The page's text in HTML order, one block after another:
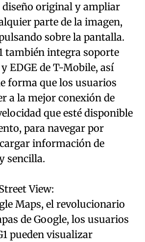
diseño original y ampliar
parte de la imagen,
sobre la pantalla.
también integra soporte
EDGE de T-Mobile, así
forma que los usuarios
a la mejor conexión de
que esté disponible
para navegar por
información de
sencilla.
View:
Maps, el revolucionario
de Google, los usuarios
pueden visualizar